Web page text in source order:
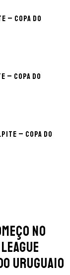
– Copa do
– Copa do
– Copa do
no
uruguaio